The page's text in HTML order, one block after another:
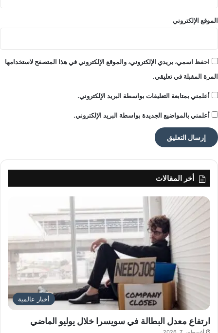
أ
ر
ك
ي
الموقع الإلكتروني
احفظ اسمي، بريدي الإلكتروني، والموقع الإلكتروني في هذا المتصفح لاستخدامها
المرة المقبلة في تعليقي.
أعلمني بمتابعة التعليقات بواسطة البريد الإلكتروني.
أعلمني بالمواضيع الجديدة بواسطة البريد الإلكتروني.
أخر المقالات
أخبار عالمية
ارتفاع معدل البطالة في سويسرا خلال يوليو الماضي